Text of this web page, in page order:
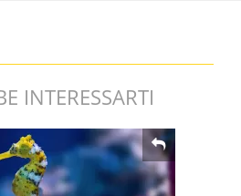
INTERESSARTI